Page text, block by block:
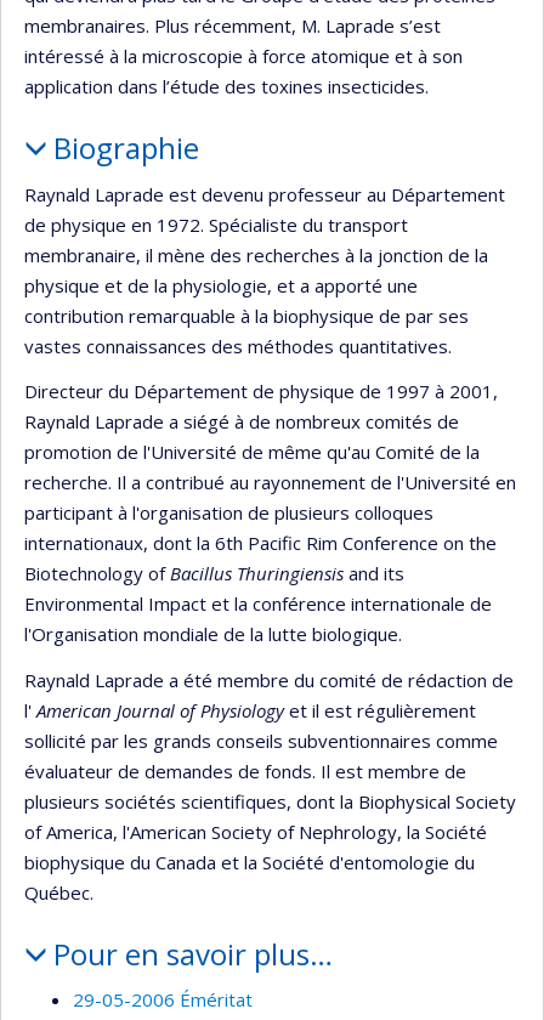
membranaires. Plus récemment, M. Laprade s’est
intéressé à la microscopie à force atomique et à son
application dans l’étude des toxines insecticides.
Biographie
Raynald Laprade est devenu professeur au Département
de physique en 1972. Spécialiste du transport
membranaire, il mène des recherches à la jonction de la
physique et de la physiologie, et a apporté une
contribution remarquable à la biophysique de par ses
vastes connaissances des méthodes quantitatives.
Directeur du Département de physique de 1997 à 2001,
Raynald Laprade a siégé à de nombreux comités de
promotion de l'Université de même qu'au Comité de la
recherche. Il a contribué au rayonnement de l'Université en
participant à l'organisation de plusieurs colloques
internationaux, dont la 6th Pacific Rim Conference on the
Biotechnology ofBacillus Thuringiensis and its
Environmental Impact et la conférence internationale de
l'Organisation mondiale de la lutte biologique.
Raynald Laprade a été membre du comité de rédaction de
l' American Journal of Physiologyet il est régulièrement
sollicité par les grands conseils subventionnaires comme
évaluateur de demandes de fonds. Il est membre de
plusieurs sociétés scientifiques, dont la Biophysical Society
of America, l'American Society of Nephrology, la Société
biophysique du Canada et la Société d'entomologie du
Québec.
Pour en savoir plus…
29-05-2006 Éméritat